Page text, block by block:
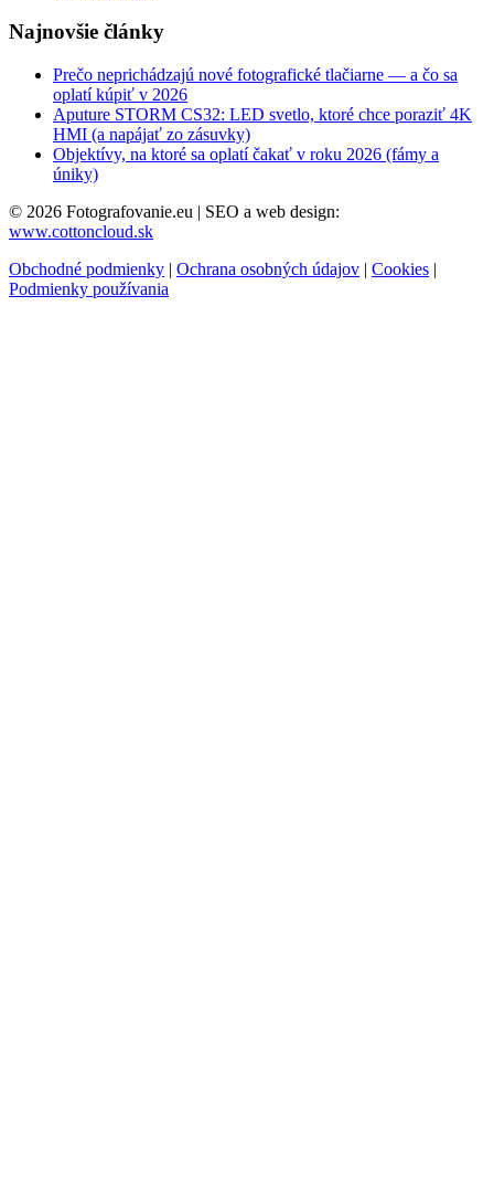
Najnovšie články
Prečo neprichádzajú nové fotografické tlačiarne — a čo sa
oplatí kúpiť v 2026
Aputure STORM CS32: LED svetlo, ktoré chce poraziť 4K
HMI (a napájať zo zásuvky)
Objektívy, na ktoré sa oplatí čakať v roku 2026 (fámy a
úniky)
© 2026 Fotografovanie.eu | SEO a web design:
www.cottoncloud.sk
Obchodné podmienky | Ochrana osobných údajov | Cookies |
Podmienky používania